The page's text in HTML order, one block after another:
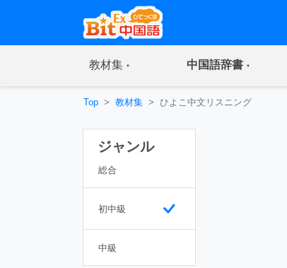
教材集(current) 中国語辞書(current)
Top 教材集 ひよこ中文リスニング
ジャンル
総合
初中級
中級